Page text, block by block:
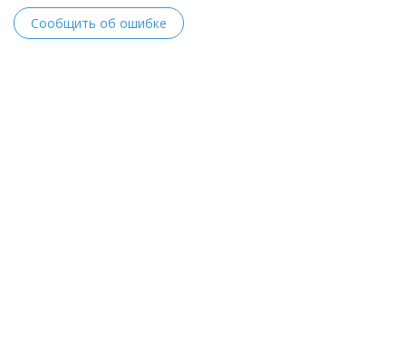
Сообщить об ошибке